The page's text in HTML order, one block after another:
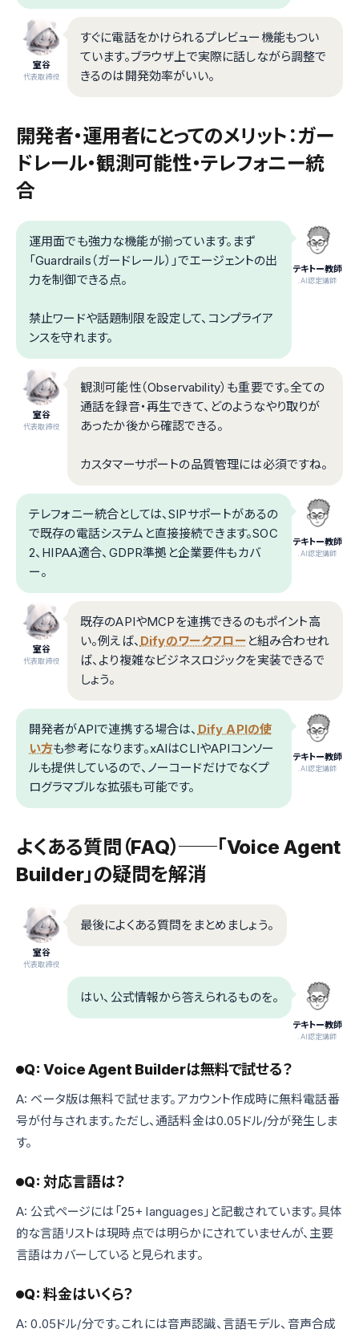
室谷
代表取締役
すぐに電話をかけられるプレビュー機能もつい
ています。ブラウザ上で実際に話しながら調整で
きるのは開発効率がいい。
開発者・運用者にとってのメリット：ガー
ドレール・観測可能性・テレフォニー統
合
テキトー教師
.AI認定講師
運用面でも強力な機能が揃っています。まず
「Guardrails（ガードレール）」でエージェントの出
力を制御できる点。
禁止ワードや話題制限を設定して、コンプライア
ンスを守れます。
室谷
代表取締役
観測可能性（Observability）も重要です。全ての
通話を録音・再生できて、どのようなやり取りが
あったか後から確認できる。
カスタマーサポートの品質管理には必須ですね。
テキトー教師
.AI認定講師
テレフォニー統合としては、SIPサポートがあるの
で既存の電話システムと直接接続できます。SOC
2、HIPAA適合、GDPR準拠と企業要件もカバ
ー。
室谷
代表取締役
既存のAPIやMCPを連携できるのもポイント高
い。例えば、 Difyのワークフロー と組み合わせれ
ば、より複雑なビジネスロジックを実装できるで
しょう。
テキトー教師
.AI認定講師
開発者がAPIで連携する場合は、 Dify APIの使
い方も参考になります。xAIはCLIやAPIコンソー
ルも提供しているので、ノーコードだけでなくプ
ログラマブルな拡張も可能です。
よくある質問（FAQ）──「Voice Agent
Builder」の疑問を解消
室谷
代表取締役
最後によくある質問をまとめましょう。
テキトー教師
.AI認定講師
はい、公式情報から答えられるものを。
Q: Voice Agent Builderは無料で試せる？
A: ベータ版は無料で試せます。アカウント作成時に無料電話番
号が付与されます。ただし、通話料金は0.05ドル/分が発生しま
す。
Q: 対応言語は？
A: 公式ページには「25+ languages」と記載されています。具体
的な言語リストは現時点では明らかにされていませんが、主要
言語はカバーしていると見られます。
Q: 料金はいくら？
A: 0.05ドル/分です。これには音声認識、言語モデル、音声合成